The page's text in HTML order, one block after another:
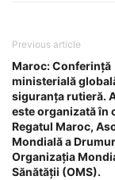
Previous article
Maroc: Conferință
ministerială
siguranța rutieră.
este organizată în
Regatul Maroc,
Mondială a
Organizația
Sănătății (OMS).